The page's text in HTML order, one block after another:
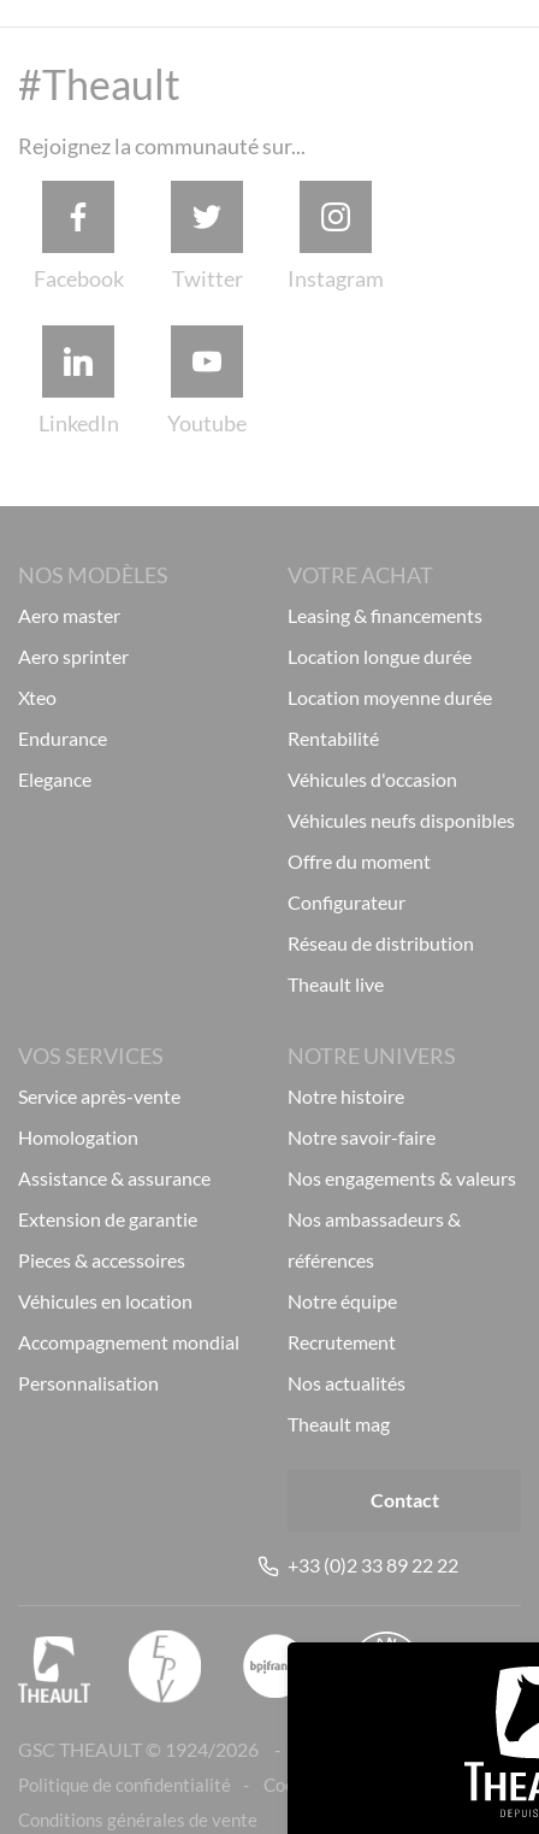
#Theault
Rejoignez la communauté sur...
NOS MODÈLES
aero master
aero sprinter
xteo
endurance
elegance
VOTRE ACHAT
leasing & financements
location longue durée
location moyenne durée
rentabilité
véhicules d'occasion
véhicules neufs disponibles
offre du moment
configurateur
réseau de distribution
theault live
VOS SERVICES
service après-vente
homologation
assistance & assurance
extension de garantie
pieces & accessoires
véhicules en location
accompagnement mondial
personnalisation
NOTRE UNIVERS
notre histoire
notre savoir-faire
nos engagements & valeurs
nos ambassadeurs &
références
notre équipe
recrutement
nos actualités
theault mag
Contact
+33 (0)2 33 89 22 22
GSC THEAULT © 1924/2026
Politique de confidentialité
Cookies
Conditions générales de vente